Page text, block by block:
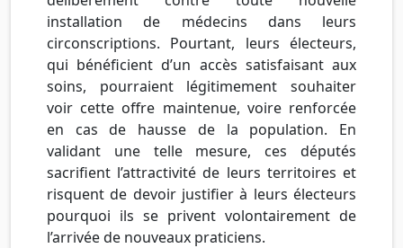
installation de médecins dans leurs
circonscriptions. Pourtant, leurs électeurs,
qui bénéficient d’un accès satisfaisant aux
soins, pourraient légitimement souhaiter
voir cette offre maintenue, voire renforcée
en cas de hausse de la population. En
validant une telle mesure, ces députés
sacrifient l’attractivité de leurs territoires et
risquent de devoir justifier à leurs électeurs
pourquoi ils se privent volontairement de
l’arrivée de nouveaux praticiens.